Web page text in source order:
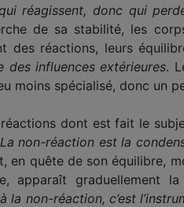
réagissent, donc qui
de sa stabilité, les
des réactions, leurs
influences extérieures.
moins spécialisé, donc un
dont est fait le
La non-réaction est la
en quête de son équilibre,
apparaît graduellement la
non-réaction, c’est